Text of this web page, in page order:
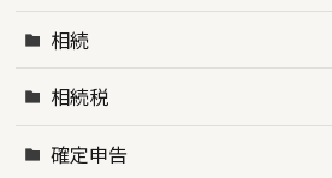
相続
相続税
確定申告